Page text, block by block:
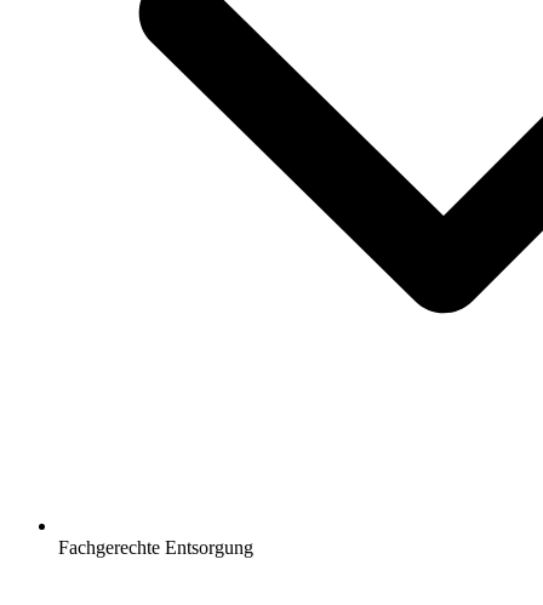
Fachgerechte Entsorgung